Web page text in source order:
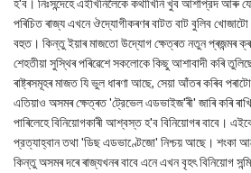
হ'ব। নিঃসন্দেহে এইখিনিলৈকে কথাখিনি খুব আশাপ্রদ আৰু
পৰিচিত ৰাজ্য এখনে ঔদ্যোগীকৰণৰ বাটত বাট বুলিব
বহুত। কিন্তু ইয়াৰ মাজতো উদ্যোগ ক্ষেত্ৰত নতুন প্ৰজন্মৰ
শেহতীয়া সুস্থিৰ পৰিৱেশে সকলোকে কিছু আশাবাদী কৰি
ৰাষ্ট্ৰসমূহৰ মাজত যি ভুল ধাৰণা আছে, সেয়া আঁতৰ কৰিব
এতিয়াও অসমৰ ক্ষেত্ৰত 'ট্রেভেল এডভাইজ'ৰী' জাৰি কৰি
পাৰিলেহে বিনিয়োগকাৰী আশ্বস্ত হ'ব বিনিয়োগৰ বাবে।
প্রত্যাহ্বান তথা 'ডিছ এডভাণ্টেজো' নিশ্চয় আছে। শংকা
কিন্তু অসমৰ দৰে ৰাজ্যখনৰ বাবে এনে এখন বৃহৎ বিনিয়োগ